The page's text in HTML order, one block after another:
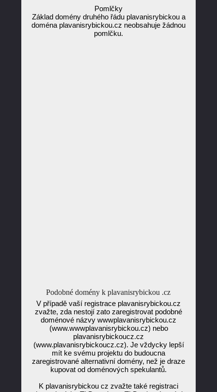
Pomlčky
Základ domény druhého řádu plavanisrybickou a
doména plavanisrybickou.cz neobsahuje žádnou
pomlčku.
Podobné domény k plavanisrybickou .cz
V případě vaší registrace plavanisrybickou.cz
zvažte, zda nestojí zato zaregistrovat podobné
doménové názvy wwwplavanisrybickou.cz
(www.wwwplavanisrybickou.cz) nebo
plavanisrybickoucz.cz
(www.plavanisrybickoucz.cz). Je vždycky lepší
mít ke svému projektu do budoucna
zaregistrované alternativní domény, než je draze
kupovat od doménových spekulantů.
K plavanisrybickou cz zvažte také registraci